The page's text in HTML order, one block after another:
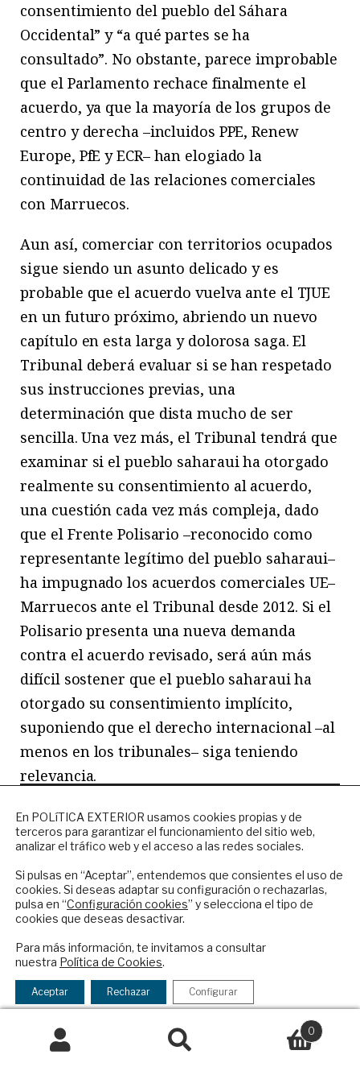
consentimiento del pueblo del Sáhara
Occidental” y “a qué partes se ha
consultado”. No obstante, parece improbable
que el Parlamento rechace finalmente el
acuerdo, ya que la mayoría de los grupos de
centro y derecha –incluidos PPE, Renew
Europe, PfE y ECR– han elogiado la
continuidad de las relaciones comerciales
con Marruecos.
Aun así, comerciar con territorios ocupados
sigue siendo un asunto delicado y es
probable que el acuerdo vuelva ante el TJUE
en un futuro próximo, abriendo un nuevo
capítulo en esta larga y dolorosa saga. El
Tribunal deberá evaluar si se han respetado
sus instrucciones previas, una
determinación que dista mucho de ser
sencilla. Una vez más, el Tribunal tendrá que
examinar si el pueblo saharaui ha otorgado
realmente su consentimiento al acuerdo,
una cuestión cada vez más compleja, dado
que el Frente Polisario –reconocido como
representante legítimo del pueblo saharaui–
ha impugnado los acuerdos comerciales UE–
Marruecos ante el Tribunal desde 2012. Si el
Polisario presenta una nueva demanda
contra el acuerdo revisado, será aún más
difícil sostener que el pueblo saharaui ha
otorgado su consentimiento implícito,
suponiendo que el derecho internacional –al
menos en los tribunales– siga teniendo
relevancia.
Artículo traducido del inglés, publicado
originalmente por elIstituto Affari
Federico Petrangeli
Buscar
0
En POLíTICA EXTERIOR usamos cookies propias y de
terceros para garantizar el funcionamiento del sitio web,
analizar el tráfico web y el acceso a las redes sociales.
Si pulsas en “Aceptar”, entendemos que consientes el uso de
cookies. Si deseas adaptar su configuración o rechazarlas,
pulsa en “Configuración cookies” y selecciona el tipo de
cookies que deseas desactivar.
Para más información, te invitamos a consultar
nuestra Política de Cookies.
Aceptar Rechazar Configurar
NEWSLETTER
Suscríbase a nuestro boletín electrónico y
reciba en su correo el mejor análisis
internacional en español.
Checkbox
acepto
la
política
de
política de privacidad